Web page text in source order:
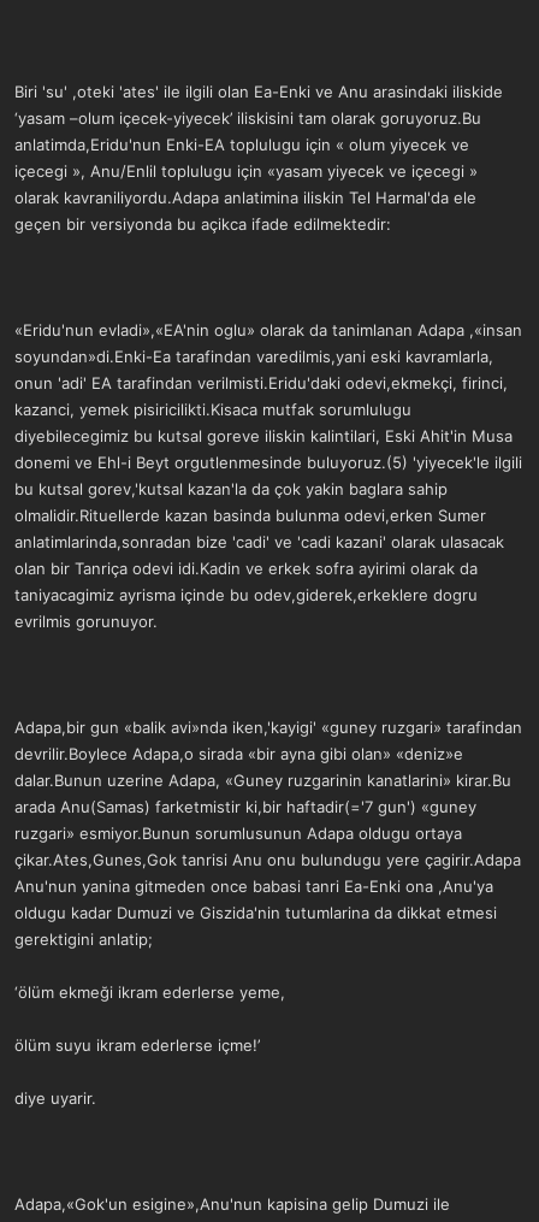
Biri 'su' ,oteki 'ates' ile ilgili olan Ea-Enki ve Anu arasindaki iliskide
‘yasam –olum içecek-yiyecek’ iliskisini tam olarak goruyoruz.Bu
anlatimda,Eridu'nun Enki-EA toplulugu için « olum yiyecek ve
içecegi », Anu/Enlil toplulugu için «yasam yiyecek ve içecegi »
olarak kavraniliyordu.Adapa anlatimina iliskin Tel Harmal'da ele
geçen bir versiyonda bu açikca ifade edilmektedir:
«Eridu'nun evladi»,«EA'nin oglu» olarak da tanimlanan Adapa ,«insan
soyundan»di.Enki-Ea tarafindan varedilmis,yani eski kavramlarla,
onun 'adi' EA tarafindan verilmisti.Eridu'daki odevi,ekmekçi, firinci,
kazanci, yemek pisiricilikti.Kisaca mutfak sorumlulugu
diyebilecegimiz bu kutsal goreve iliskin kalintilari, Eski Ahit'in Musa
donemi ve Ehl-i Beyt orgutlenmesinde buluyoruz.(5) 'yiyecek'le ilgili
bu kutsal gorev,'kutsal kazan'la da çok yakin baglara sahip
olmalidir.Rituellerde kazan basinda bulunma odevi,erken Sumer
anlatimlarinda,sonradan bize 'cadi' ve 'cadi kazani' olarak ulasacak
olan bir Tanriça odevi idi.Kadin ve erkek sofra ayirimi olarak da
taniyacagimiz ayrisma içinde bu odev,giderek,erkeklere dogru
evrilmis gorunuyor.
Adapa,bir gun «balik avi»nda iken,'kayigi' «guney ruzgari» tarafindan
devrilir.Boylece Adapa,o sirada «bir ayna gibi olan» «deniz»e
dalar.Bunun uzerine Adapa, «Guney ruzgarinin kanatlarini» kirar.Bu
arada Anu(Samas) farketmistir ki,bir haftadir(='7 gun') «guney
ruzgari» esmiyor.Bunun sorumlusunun Adapa oldugu ortaya
çikar.Ates,Gunes,Gok tanrisi Anu onu bulundugu yere çagirir.Adapa
Anu'nun yanina gitmeden once babasi tanri Ea-Enki ona ,Anu'ya
oldugu kadar Dumuzi ve Giszida'nin tutumlarina da dikkat etmesi
gerektigini anlatip;
‘ölüm ekmeği ikram ederlerse yeme,
ölüm suyu ikram ederlerse içme!’
diye uyarir.
Adapa,«Gok'un esigine»,Anu'nun kapisina gelip Dumuzi ile